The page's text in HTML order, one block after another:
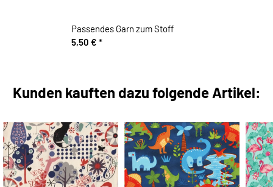
Passendes Garn zum Stoff
5,50 € *
Kunden kauften dazu folgende Artikel: